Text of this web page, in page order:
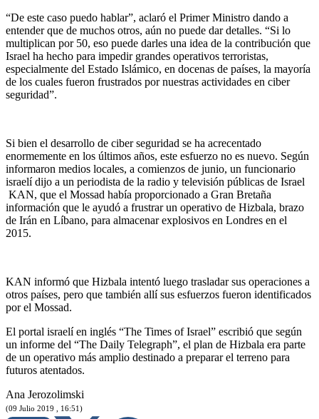
“De este caso puedo hablar”, aclaró el Primer Ministro dando a
entender que de muchos otros, aún no puede dar detalles. “Si lo
multiplican por 50, eso puede darles una idea de la contribución que
Israel ha hecho para impedir grandes operativos terroristas,
especialmente del Estado Islámico, en docenas de países, la mayoría
de los cuales fueron frustrados por nuestras actividades en ciber
seguridad”.
Si bien el desarrollo de ciber seguridad se ha acrecentado
enormemente en los últimos años, este esfuerzo no es nuevo. Según
informaron medios locales, a comienzos de junio, un funcionario
israelí dijo a un periodista de la radio y televisión públicas de Israel
KAN, que el Mossad había proporcionado a Gran Bretaña
información que le ayudó a frustrar un operativo de Hizbala, brazo
de Irán en Líbano, para almacenar explosivos en Londres en el
2015.
KAN informó que Hizbala intentó luego trasladar sus operaciones a
otros países, pero que también allí sus esfuerzos fueron identificados
por el Mossad.
El portal israelí en inglés “The Times of Israel” escribió que según
un informe del “The Daily Telegraph”, el plan de Hizbala era parte
de un operativo más amplio destinado a preparar el terreno para
futuros atentados.
Ana Jerozolimski
(09 Julio 2019 , 16:51)